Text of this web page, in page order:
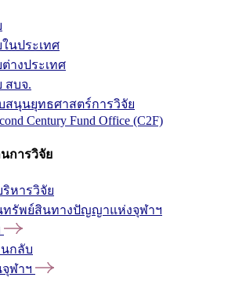
นประเทศ
างประเทศ
สบจ.
นุนยุทธศาสตร์การวิจัย
Century Fund Office (C2F)
การวิจัย
หารวิจัย
ทรัพย์สินทางปัญญาแห่งจุฬาฯ
กลับ
ฬาฯ